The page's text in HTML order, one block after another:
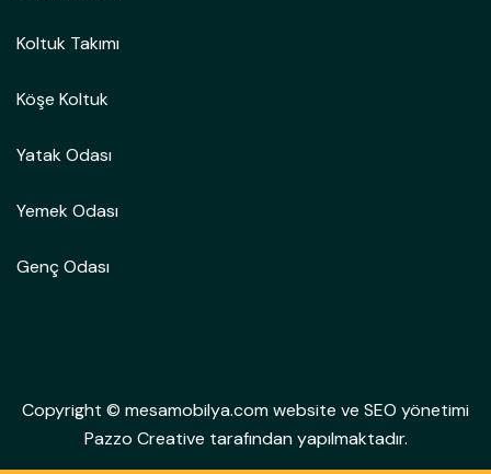
Koltuk Takımı
Köşe Koltuk
Yatak Odası
Yemek Odası
Genç Odası
Copyright © mesamobilya.com website ve SEO yönetimi
Pazzo Creative tarafından yapılmaktadır.